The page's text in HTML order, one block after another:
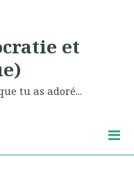
et
tu as adoré...